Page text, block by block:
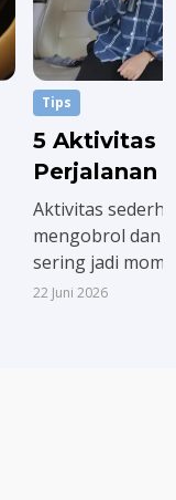
Tips
5 Aktivitas
Perjalanan
Pariwisata
Aktivitas
mengobrol dan
sering jadi
dalam
22 Juni 2026